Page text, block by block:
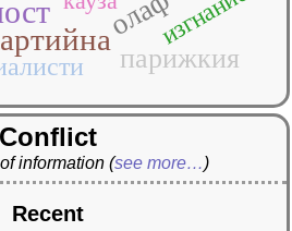
олаф
парижкия
Conflict
information (see more…)
Recent